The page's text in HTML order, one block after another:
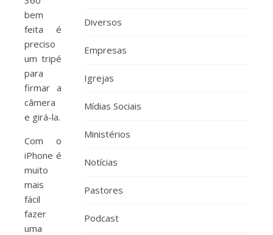
bem
feita é
preciso
um tripé
para
firmar a
câmera
e girá-la.
Com o
iPhone é
muito
mais
fácil
fazer
uma
Diversos
Empresas
Igrejas
Mídias Sociais
Ministérios
Notícias
Pastores
Podcast